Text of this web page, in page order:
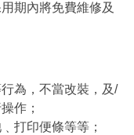
期內將免費維修及
為，不當改裝，及/
作；
打印便條等等；